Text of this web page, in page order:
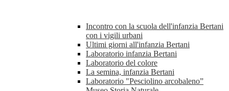
Incontro con la scuola dell'infanzia Bertani
con i vigili urbani
Ultimi giorni all'infanzia Bertani
Laboratorio infanzia Bertani
Laboratorio del colore
La semina, infanzia Bertani
Laboratorio "Pesciolino arcobaleno”